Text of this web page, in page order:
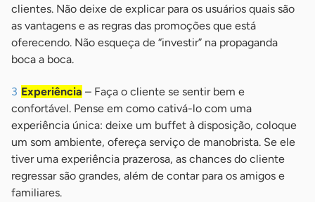
clientes. Não deixe de explicar para os usuários quais são
as vantagens e as regras das promoções que está
oferecendo. Não esqueça de “investir” na propaganda
boca a boca.
Experiência – Faça o cliente se sentir bem e
confortável. Pense em como cativá-lo com uma
experiência única: deixe um buffet à disposição, coloque
um som ambiente, ofereça serviço de manobrista. Se ele
tiver uma experiência prazerosa, as chances do cliente
regressar são grandes, além de contar para os amigos e
familiares.